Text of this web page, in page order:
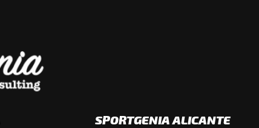
SPORTGENIA ALICANTE